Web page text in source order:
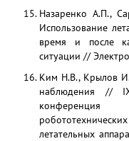
Назаренко А.П.,
Использование
время и после
ситуации //
Ким Н.В., Крылов
наблюдения // IX
конференция
летательных